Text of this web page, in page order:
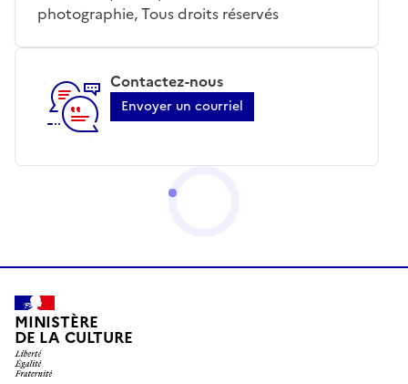
photographie, Tous droits réservés
Contactez-nous
Envoyer un courriel
MINISTÈRE
DE LA CULTURE